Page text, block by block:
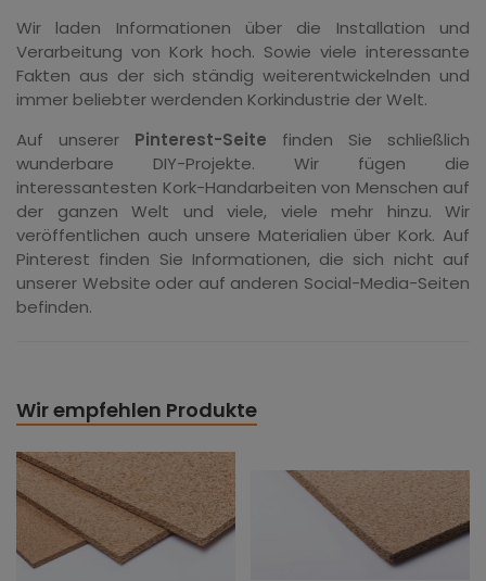
Wir laden Informationen über die Installation und
Verarbeitung von Kork hoch. Sowie viele interessante
Fakten aus der sich ständig weiterentwickelnden und
immer beliebter werdenden Korkindustrie der Welt.
Auf unserer Pinterest-Seite finden Sie schließlich
wunderbare DIY-Projekte. Wir fügen die
interessantesten Kork-Handarbeiten von Menschen auf
der ganzen Welt und viele, viele mehr hinzu. Wir
veröffentlichen auch unsere Materialien über Kork. Auf
Pinterest finden Sie Informationen, die sich nicht auf
unserer Website oder auf anderen Social-Media-Seiten
befinden.
Wir empfehlen Produkte